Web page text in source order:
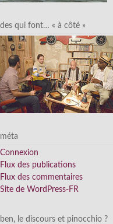
des qui font… « à côté »
méta
Connexion
Flux des publications
Flux des commentaires
Site de WordPress-FR
ben, le discours et pinocchio ?